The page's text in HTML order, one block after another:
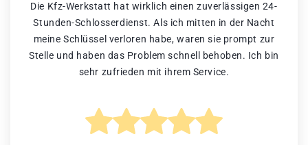
Die Kfz-Werkstatt hat wirklich einen zuverlässigen 24-
Stunden-Schlosserdienst. Als ich mitten in der Nacht
meine Schlüssel verloren habe, waren sie prompt zur
Stelle und haben das Problem schnell behoben. Ich bin
sehr zufrieden mit ihrem Service.